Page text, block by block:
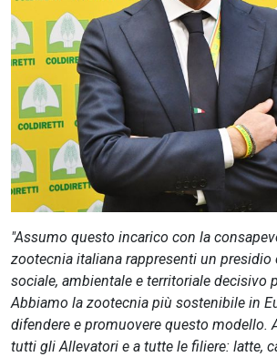
"Assumo questo incarico con la
zootecnia italiana rappresenti un presidio
sociale, ambientale e territoriale decisivo
Abbiamo la zootecnia più sostenibile in
difendere e promuovere questo modello.
tutti gli Allevatori e a tutte le filiere: latte,